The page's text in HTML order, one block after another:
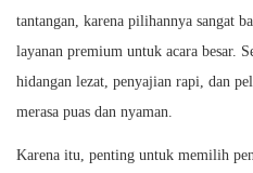
tantangan, karena pilihannya sangat
layanan premium untuk acara besar.
hidangan lezat, penyajian rapi, dan
merasa puas dan nyaman.
Karena itu, penting untuk memilih